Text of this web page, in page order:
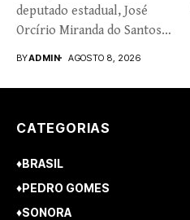
deputado estadual, José
Orcírio Miranda do Santos,
BYADMIN AGOSTO 8, 2026
CATEGORIAS
♦BRASIL
♦PEDRO GOMES
♦SONORA